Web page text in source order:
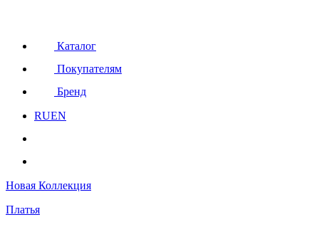
Каталог
Покупателям
Бренд
RUEN
Новая Коллекция
Платья